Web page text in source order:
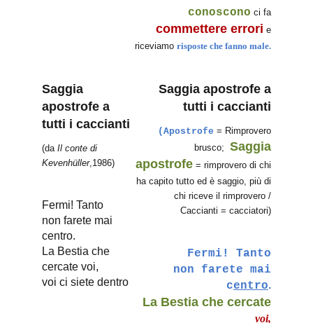
conoscono ci fa
commettere errori e
riceviamo risposte che fanno male.
Saggia
apostrofe a
tutti i caccianti
(da Il conte di
Kevenhüller,1986)
Fermi! Tanto
non farete mai
centro.
La Bestia che
cercate voi,
voi ci siete dentro
Saggia apostrofe a
tutti i caccianti
(Apostrofe = Rimprovero
brusco; Saggia
apostrofe = rimprovero di chi
ha capito tutto ed è saggio, più di
chi riceve il rimprovero /
Caccianti = cacciatori)
Fermi! Tanto
non farete mai
centro.
La Bestia che cercate
voi,